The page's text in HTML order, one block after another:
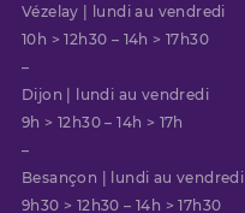
Vézelay | lundi au vendredi
10h > 12h30 – 14h > 17h30
–
Dijon | lundi au vendredi
9h > 12h30 – 14h > 17h
–
Besançon | lundi au vendredi
9h30 > 12h30 – 14h > 17h30